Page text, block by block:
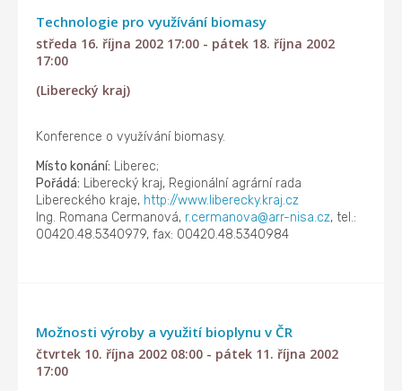
Technologie pro využívání biomasy
středa 16. října 2002 17:00 - pátek 18. října 2002
17:00
(Liberecký kraj)
Konference o využívání biomasy.
Místo konání: Liberec;
Pořádá: Liberecký kraj, Regionální agrární rada
Libereckého kraje, http://www.liberecky.kraj.cz
Ing. Romana Cermanová, r.cermanova@arr-nisa.cz, tel.:
00420.48.5340979, fax: 00420.48.5340984
Možnosti výroby a využití bioplynu v ČR
čtvrtek 10. října 2002 08:00 - pátek 11. října 2002
17:00